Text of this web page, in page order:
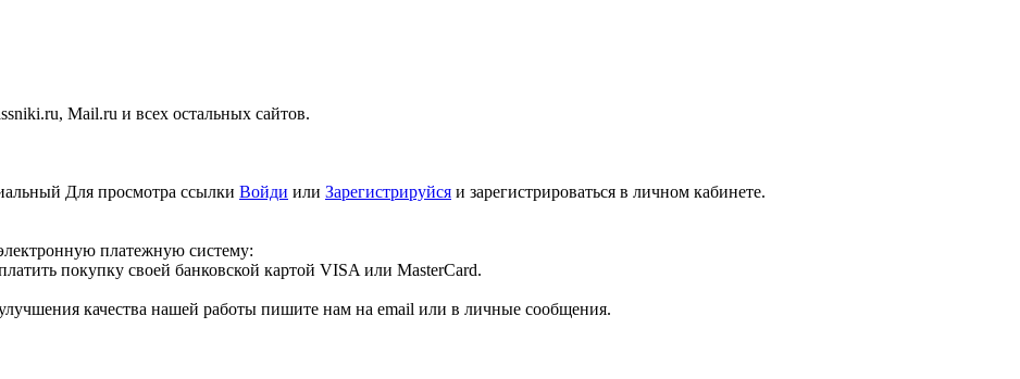
Mail.ru и всех остальных сайтов.
Для просмотра ссылки Войди или Зарегистрируйся и зарегистрироваться в личном кабинете.
платежную систему:
покупку своей банковской картой VISA или MasterCard.
качества нашей работы пишите нам на email или в личные сообщения.